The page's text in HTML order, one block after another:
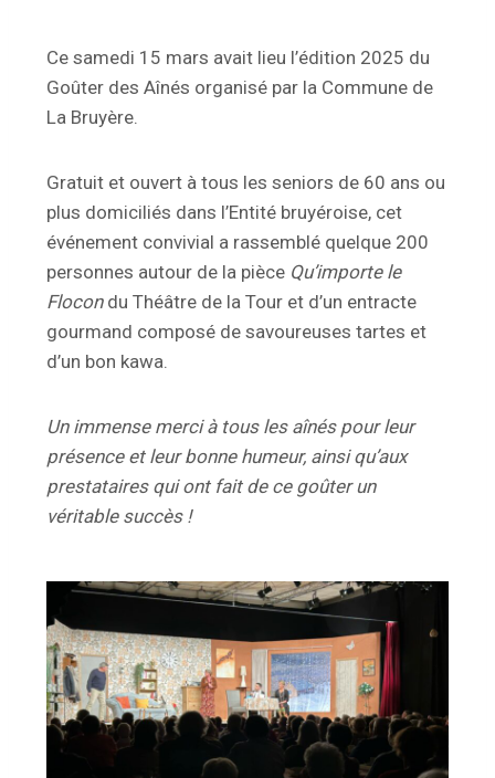
Ce samedi 15 mars avait lieu l’édition 2025 du
Goûter des Aînés organisé par la Commune de
La Bruyère.
Gratuit et ouvert à tous les seniors de 60 ans ou
plus domiciliés dans l’Entité bruyéroise, cet
événement convivial a rassemblé quelque 200
personnes autour de la pièce Qu’importe le
Flocondu Théâtre de la Tour et d’un entracte
gourmand composé de savoureuses tartes et
d’un bon kawa.
Un immense merci à tous les aînés pour leur
présence et leur bonne humeur, ainsi qu’aux
prestataires qui ont fait de ce goûter un
véritable succès !